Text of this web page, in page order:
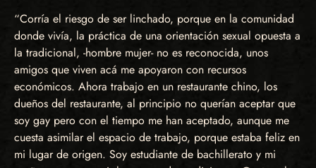
“Corría el riesgo de ser linchado, porque en la comunidad
donde vivía, la práctica de una orientación sexual opuesta a
la tradicional, -hombre mujer- no es reconocida, unos
amigos que viven acá me apoyaron con recursos
económicos. Ahora trabajo en un restaurante chino, los
dueños del restaurante, al principio no querían aceptar que
soy gay pero con el tiempo me han aceptado, aunque me
cuesta asimilar el espacio de trabajo, porque estaba feliz en
mi lugar de origen. Soy estudiante de bachillerato y mi